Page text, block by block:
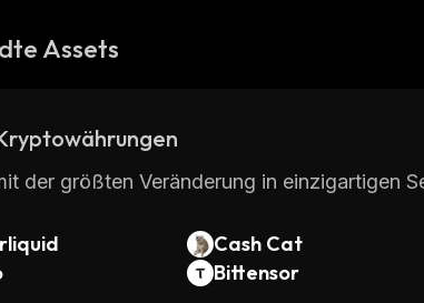
Assets
der größten Veränderung in einzigartigen
Cash Cat
Bittensor